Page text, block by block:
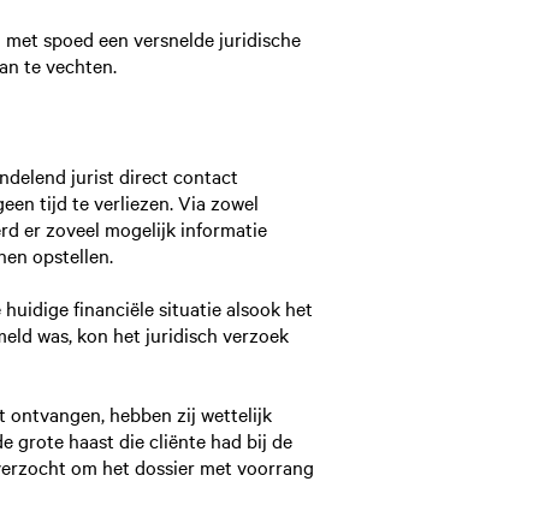
spoed een versnelde juridische
te vechten.
jurist direct contact
tijd te verliezen. Via zowel
er zoveel mogelijk informatie
opstellen.
financiële situatie alsook het
was, kon het juridisch verzoek
ontvangen, hebben zij wettelijk
grote haast die cliënte had bij de
om het dossier met voorrang